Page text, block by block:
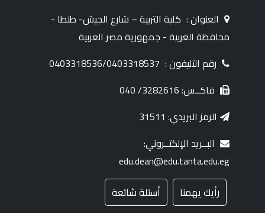
العنوان : كلية التربية – شارع الجيش- طنطا -
محافظة الغربية - جمهورية مصر العربية
رقم التليفون : 0403318536/0403318537
فاكــس: 3282616/ 040
الرمز البريدي: 31511
البــريد الإلكتــروني:
edu.dean@edu.tanta.edu.eg
رأيك يهمنا
أسئلة شائعة